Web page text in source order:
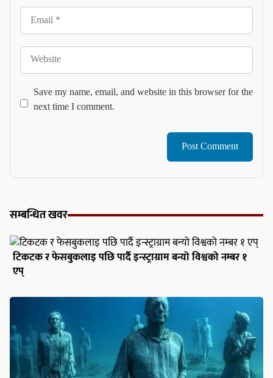
Email
Website
Save my name, email, and website in this browser for the
next time I comment.
सम्बन्धित खवर
टिकटक र फेसबुकलाइ पछि पार्दै इन्स्ट्राग्राम बन्यो विश्वको नम्बर १
एप्